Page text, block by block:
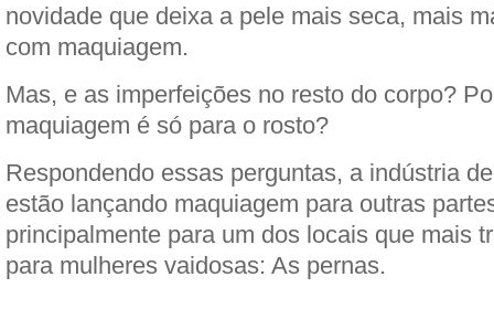
novidade que deixa a pele mais seca, mais
com maquiagem.
Mas, e as imperfeições no resto do corpo?
maquiagem é só para o rosto?
Respondendo essas perguntas, a indústria
estão lançando maquiagem para outras
principalmente para um dos locais que mais
para mulheres vaidosas: As pernas.